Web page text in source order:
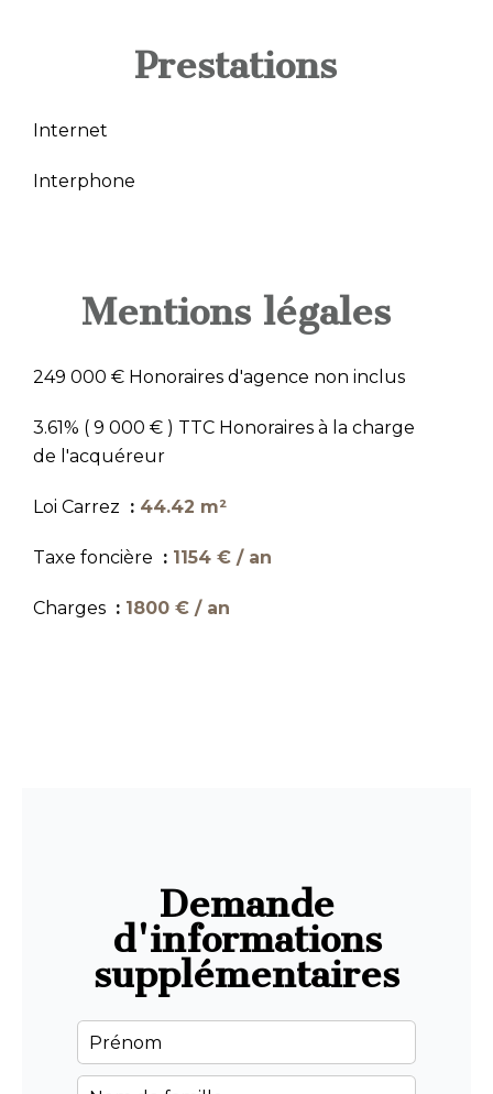
Prestations
Internet
Interphone
Mentions légales
249 000 € Honoraires d'agence non inclus
3.61% ( 9 000 € ) TTC Honoraires à la charge
de l'acquéreur
Loi Carrez 44.42 m²
Taxe foncière 1154 € / an
Charges 1800 € / an
Demande
d'informations
supplémentaires